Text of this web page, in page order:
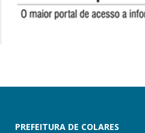
PREFEITURA DE COLARES